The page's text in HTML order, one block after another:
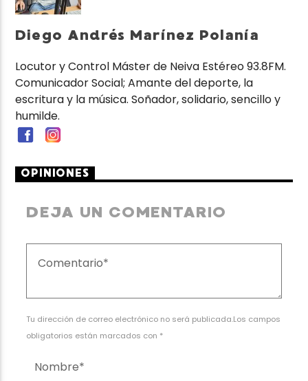
Diego Andrés Marínez Polanía
Locutor y Control Máster de Neiva Estéreo 93.8FM.
Comunicador Social; Amante del deporte, la
escritura y la música. Soñador, solidario, sencillo y
humilde.
OPINIONES
DEJA UN COMENTARIO
Tu dirección de correo electrónico no será publicada.Los campos
obligatorios están marcados con *